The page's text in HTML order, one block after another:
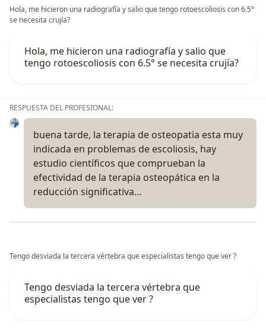
Hola, me hicieron una radiografía y salio que tengo rotoescoliosis con 6.5°
se necesita crujía?
Hola, me hicieron una radiografía y salio que
tengo rotoescoliosis con 6.5° se necesita crujía?
RESPUESTA DEL PROFESIONAL:
buena tarde, la terapia de osteopatia esta muy
indicada en problemas de escoliosis, hay
estudio científicos que comprueban la
efectividad de la terapia osteopática en la
reducción significativa…
Tengo desviada la tercera vértebra que especialistas tengo que ver ?
Tengo desviada la tercera vértebra que
especialistas tengo que ver ?